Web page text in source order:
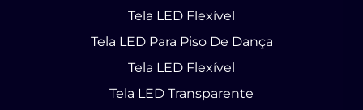
Tela LED Flexível
Tela LED Para Piso De Dança
Tela LED Flexível
Tela LED Transparente